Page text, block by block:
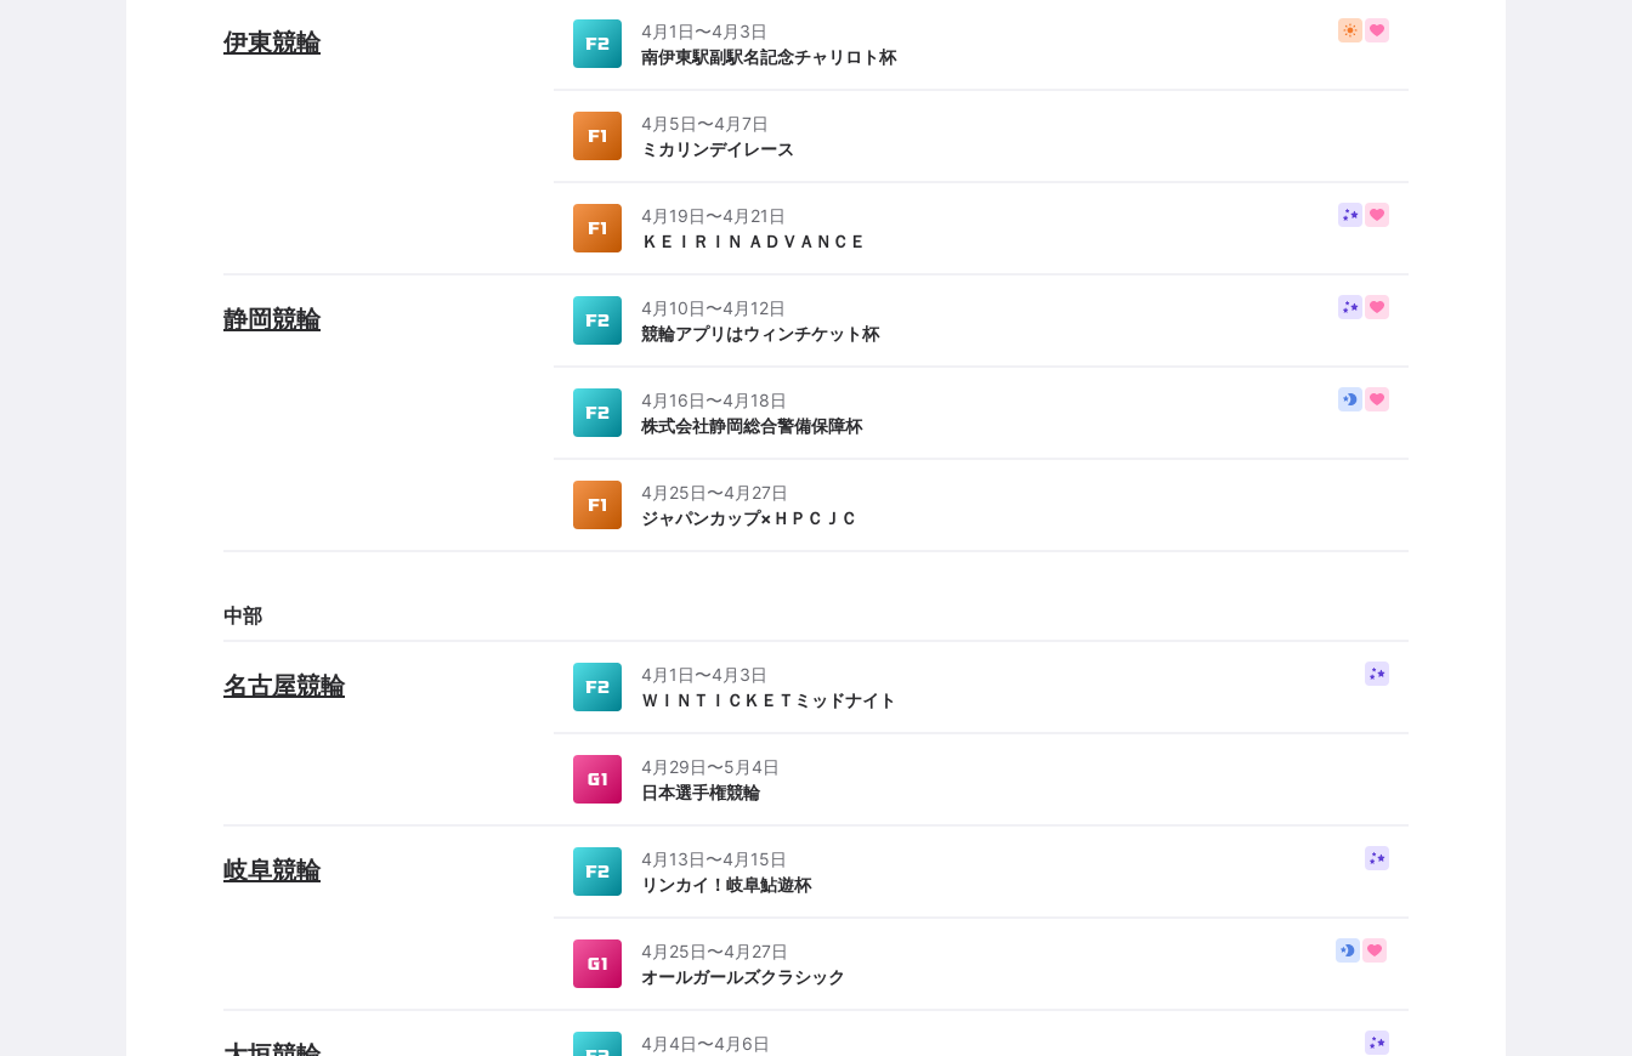
伊東競輪 4月1日〜4月3日
南伊東駅副駅名記念チャリロト杯
4月5日〜4月7日
ミカリンデイレース
4月19日〜4月21日
ＫＥＩＲＩＮ ＡＤＶＡＮＣＥ
静岡競輪 4月10日〜4月12日
競輪アプリはウィンチケット杯
4月16日〜4月18日
株式会社静岡総合警備保障杯
4月25日〜4月27日
ジャパンカップ×ＨＰＣＪＣ
中部
名古屋競輪 4月1日〜4月3日
ＷＩＮＴＩＣＫＥＴミッドナイト
4月29日〜5月4日
日本選手権競輪
岐阜競輪 4月13日〜4月15日
リンカイ！岐阜鮎遊杯
4月25日〜4月27日
オールガールズクラシック
4月4日〜4月6日